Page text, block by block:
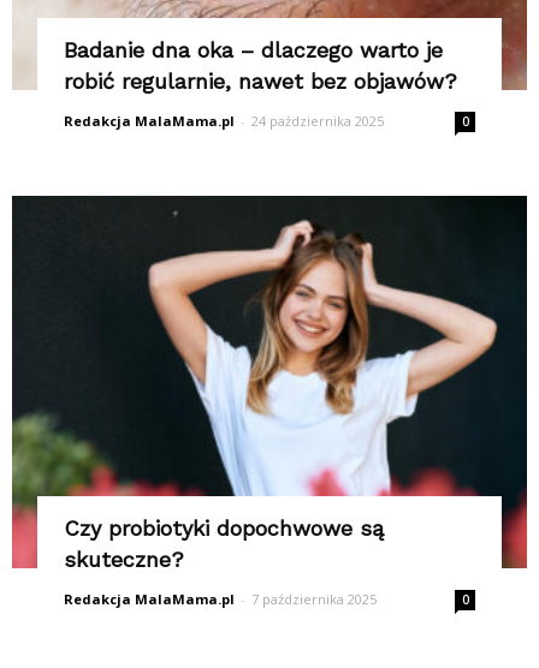
Badanie dna oka – dlaczego warto je
robić regularnie, nawet bez objawów?
Redakcja MalaMama.pl - 24 października 2025 0
Czy probiotyki dopochwowe są
skuteczne?
Redakcja MalaMama.pl - 7 października 2025 0